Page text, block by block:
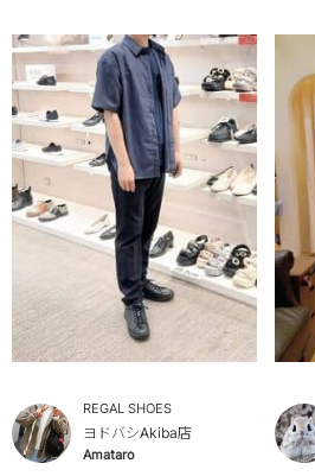
REGAL SHOES
ヨドバシAkiba店
Amataro